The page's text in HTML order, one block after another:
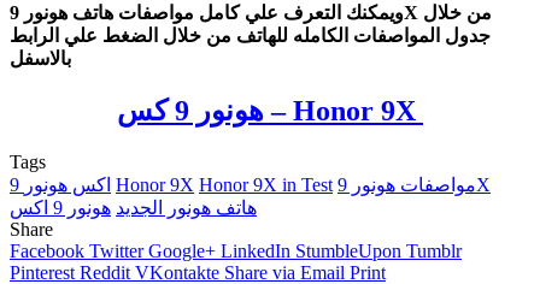
ويمكنك التعرف علي كامل مواصفات هاتف هونور 9X من خلال
جدول المواصفات الكامله للهاتف من خلال الضغط علي الرابط
بالاسفل
هونور 9 كس – Honor 9X
Tags
9 اكس هونور Honor 9X Honor 9X in Test
مواصفات هونور 9X
هاتف هونور الجديد هونور 9 اكس
Share
Facebook Twitter Google+ LinkedIn StumbleUpon Tumblr
Pinterest Reddit VKontakte Share via Email Print